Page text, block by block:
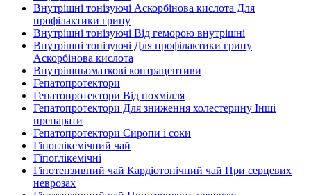
Внутрішні тонізуючі Аскорбінова кислота Для
профілактики грипу
Внутрішні тонізуючі Від геморою внутрішні
Внутрішні тонізуючі Для профілактики грипу
Аскорбінова кислота
Внутрішньоматкові контрацептиви
Гепатопротектори
Гепатопротектори Від похмілля
Гепатопротектори Для зниження холестерину Інші
препарати
Гепатопротектори Сиропи і соки
Гіпоглікемічний чай
Гіпоглікемічні
Гіпотензивний чай Кардіотонічний чай При серцевих
неврозах